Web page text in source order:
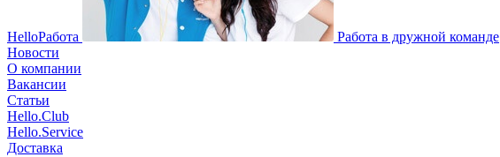
HelloРабота
Работа в дружной команде
Новости
О компании
Вакансии
Статьи
Hello.Club
Hello.Service
Доставка